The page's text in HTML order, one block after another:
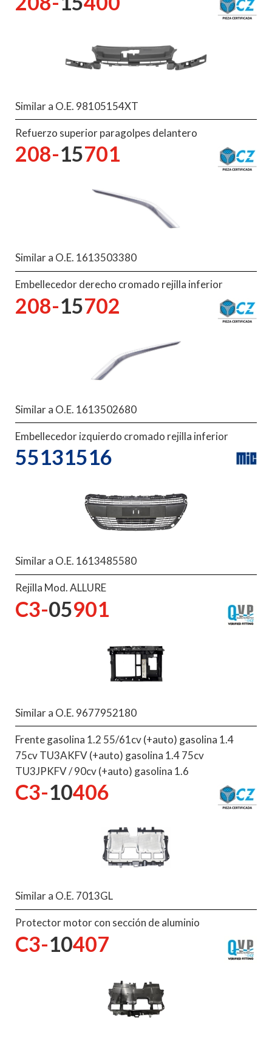
Similar a O.E. 98105154XT
Refuerzo superior paragolpes delantero
208-15701
Similar a O.E. 1613503380
Embellecedor derecho cromado rejilla inferior
208-15702
Similar a O.E. 1613502680
Embellecedor izquierdo cromado rejilla inferior
55131516
Similar a O.E. 1613485580
Rejilla Mod. ALLURE
C3-05901
Similar a O.E. 9677952180
Frente gasolina 1.2 55/61cv (+auto) gasolina 1.4
75cv TU3AKFV (+auto) gasolina 1.4 75cv
TU3JPKFV / 90cv (+auto) gasolina 1.6
C3-10406
Similar a O.E. 7013GL
Protector motor con sección de aluminio
C3-10407